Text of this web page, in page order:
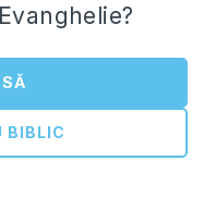
BIBLIC